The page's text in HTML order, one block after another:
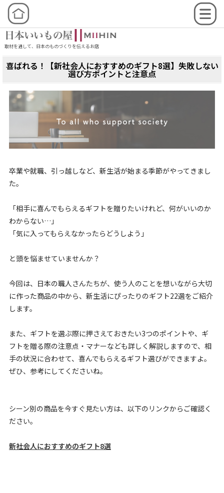
取材を通して、日本のものづくりを伝えるお店
喜ばれる！【新社会人におすすめのギフト8選】失敗しない
選び方ポイントと注意点
卒業や就職、引っ越しなど、新生活が始まる季節がやってきまし
た。
「相手に喜んでもらえるギフトを贈りたいけれど、何がいいのか
わからない…」
「気に入ってもらえなかったらどうしよう」
と頭を悩ませていませんか？
今回は、日本の職人さんたちが、使う人のことを想いながら大切
に作った商品の中から、新生活にぴったりのギフト22選をご紹介
します。
また、ギフトを選ぶ際に押さえておきたい3つのポイントや、ギ
フトを贈る際の注意点・マナーなども詳しく解説しますので、相
手の状況に合わせて、喜んでもらえるギフト選びができますよ。
ぜひ、参考にしてくださいね。
シーン別の商品を今すぐ見たい方は、以下のリンクからご確認く
ださい。
新社会人におすすめのギフト8選